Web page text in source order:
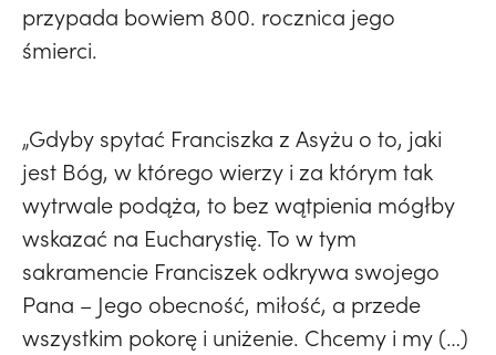
przypada bowiem 800. rocznica jego
śmierci.
„Gdyby spytać Franciszka z Asyżu o to, jaki
jest Bóg, w którego wierzy i za którym tak
wytrwale podąża, to bez wątpienia mógłby
wskazać na Eucharystię. To w tym
sakramencie Franciszek odkrywa swojego
Pana – Jego obecność, miłość, a przede
wszystkim pokorę i uniżenie. Chcemy i my (…)